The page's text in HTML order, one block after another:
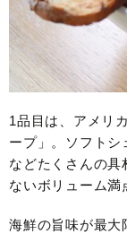
1品目は、アメリ
ープ」。ソフトシ
などたくさんの具
ないボリューム満
海鮮の旨味が最大